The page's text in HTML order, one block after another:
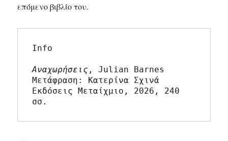
επόμενο βιβλίο του.
Info
Αναχωρήσεις , Julian Barnes
Μετάφραση: Κατερίνα Σχινά
Εκδόσεις Μεταίχμιο, 2026, 240
σσ.